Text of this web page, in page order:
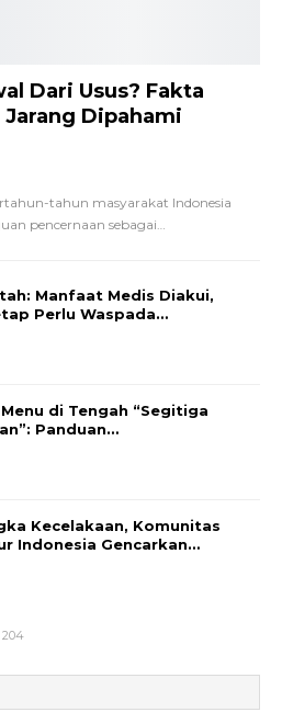
Dari Usus? Fakta
Jarang Dipahami
tahun masyarakat Indonesia
pencernaan sebagai…
Manfaat Medis Diakui,
Perlu Waspada…
di Tengah “Segitiga
Panduan…
Kecelakaan, Komunitas
Indonesia Gencarkan…
204